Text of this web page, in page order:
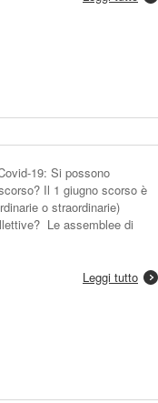
19: Si possono
Il 1 giugno scorso è
o straordinarie)
Le assemblee di
Leggi tutto